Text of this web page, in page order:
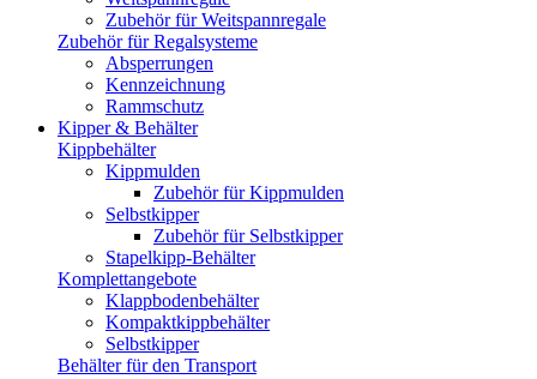
Zubehör für Weitspannregale
Zubehör für Regalsysteme
Absperrungen
Kennzeichnung
Rammschutz
Kipper & Behälter
Kippbehälter
Kippmulden
Zubehör für Kippmulden
Selbstkipper
Zubehör für Selbstkipper
Stapelkipp-Behälter
Komplettangebote
Klappbodenbehälter
Kompaktkippbehälter
Selbstkipper
Behälter für den Transport